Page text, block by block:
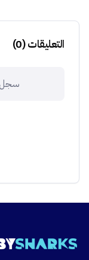
التعليقات(
0
)
سجل